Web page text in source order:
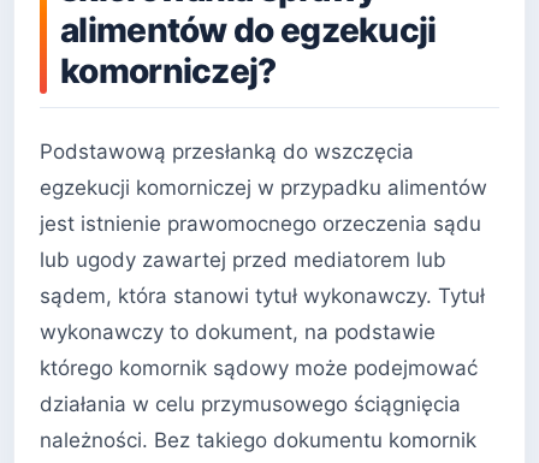
alimentów do egzekucji
komorniczej?
Podstawową przesłanką do wszczęcia
egzekucji komorniczej w przypadku alimentów
jest istnienie prawomocnego orzeczenia sądu
lub ugody zawartej przed mediatorem lub
sądem, która stanowi tytuł wykonawczy. Tytuł
wykonawczy to dokument, na podstawie
którego komornik sądowy może podejmować
działania w celu przymusowego ściągnięcia
należności. Bez takiego dokumentu komornik